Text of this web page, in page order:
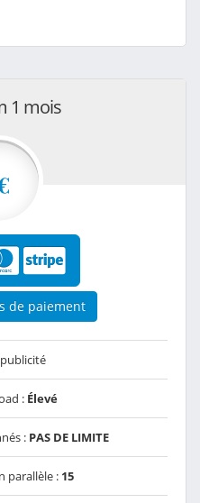
1 mois
de paiement
: Élevé
: PAS DE LIMITE
parallèle : 15